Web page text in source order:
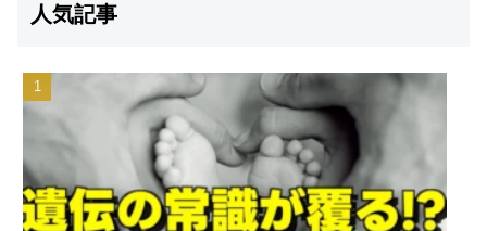
人気記事